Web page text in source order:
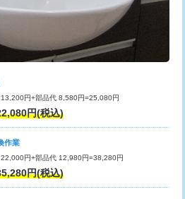
鋼管・銅
まで)
44,000円
鋼管・銅
超え)
め戻し作
ｍまで） 55,000円
事/3ｍ超
・清掃・修
（軽作業）
11,000円
・清掃・修
（中作業）
22,000円
・清掃・修
（重作業）
33,000円
円+部品代 8,580円=25,080円
円(税込)
作業
円+部品代 12,980円=38,280円
円(税込)